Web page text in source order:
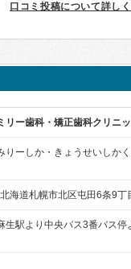
口コミ投稿について詳し
リー歯科・矯正歯科クリニ
りーしか・きょうせいしかく
海道札幌市北区屯田6条9
生駅より中央バス3番バス